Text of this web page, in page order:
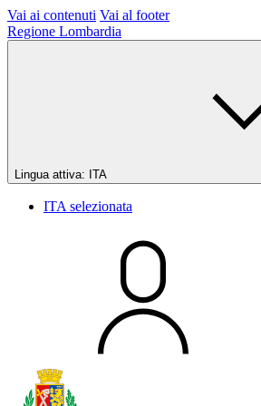
Vai ai contenuti Vai al footer
Regione Lombardia
Lingua attiva: ITA
ITA selezionata